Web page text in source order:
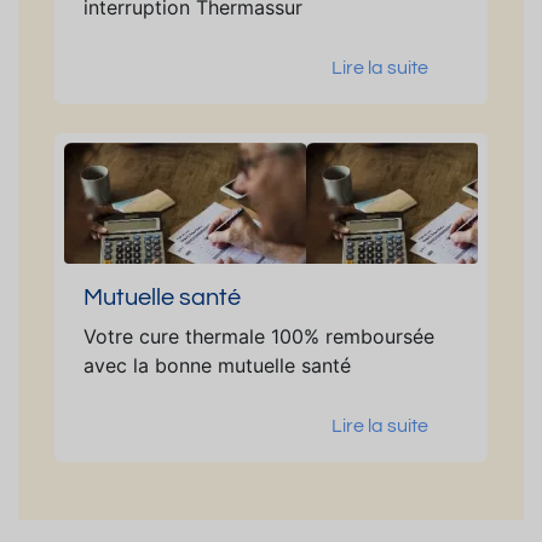
interruption Thermassur
Lire la suite
Mutuelle santé
Votre cure thermale 100% remboursée
avec la bonne mutuelle santé
Lire la suite